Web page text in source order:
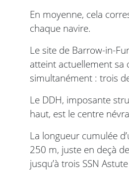
En moyenne, cela
chaque navire.
Le site de Barrow-in-
atteint actuellement sa
simultanément : trois
Le DDH, imposante
haut, est le centre
La longueur cumulée
250 m, juste en deçà
jusqu’à trois SSN